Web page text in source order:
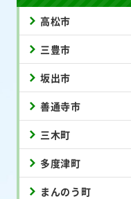
高松市
三豊市
坂出市
善通寺市
三木町
多度津町
まんのう町